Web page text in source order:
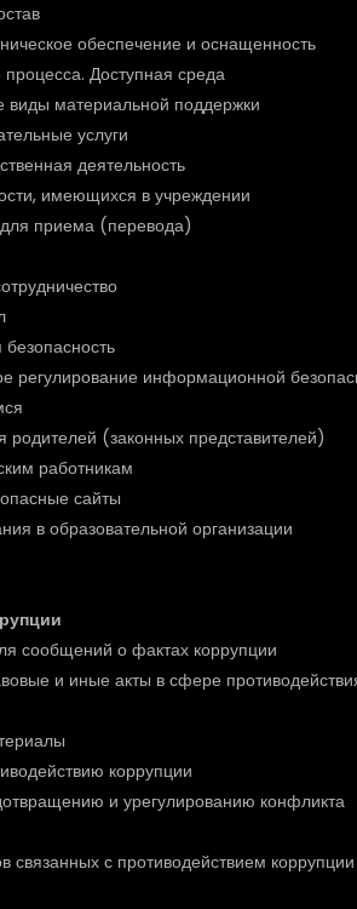
обеспечение и оснащенность
процесса. Доступная среда
материальной поддержки
услуги
деятельность
имеющихся в учреждении
приема (перевода)
регулирование информационной
родителей (законных представителей)
работникам
сайты
в образовательной организации
сообщений о фактах коррупции
и иные акты в сфере
коррупции
и урегулированию конфликта
связанных с противодействием